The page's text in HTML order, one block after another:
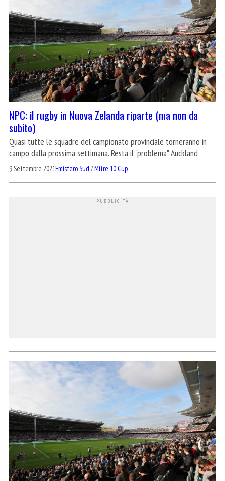
NPC: il rugby in Nuova Zelanda riparte (ma non da
subito)
Quasi tutte le squadre del campionato provinciale torneranno in
campo dalla prossima settimana. Resta il "problema" Auckland
9 Settembre 2021Emisfero Sud /Mitre 10 Cup